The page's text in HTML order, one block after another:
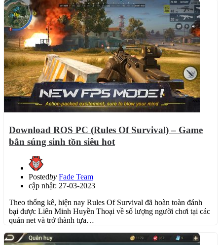
Download ROS PC (Rules Of Survival) – Game
bắn súng sinh tồn siêu hot
Postedby Fade Team
cập nhật: 27-03-2023
Theo thống kê, hiện nay Rules Of Survival đã hoàn toàn đánh
bại được Liên Minh Huyền Thoại về số lượng người chơi tại các
quán net và trở thành tựa…